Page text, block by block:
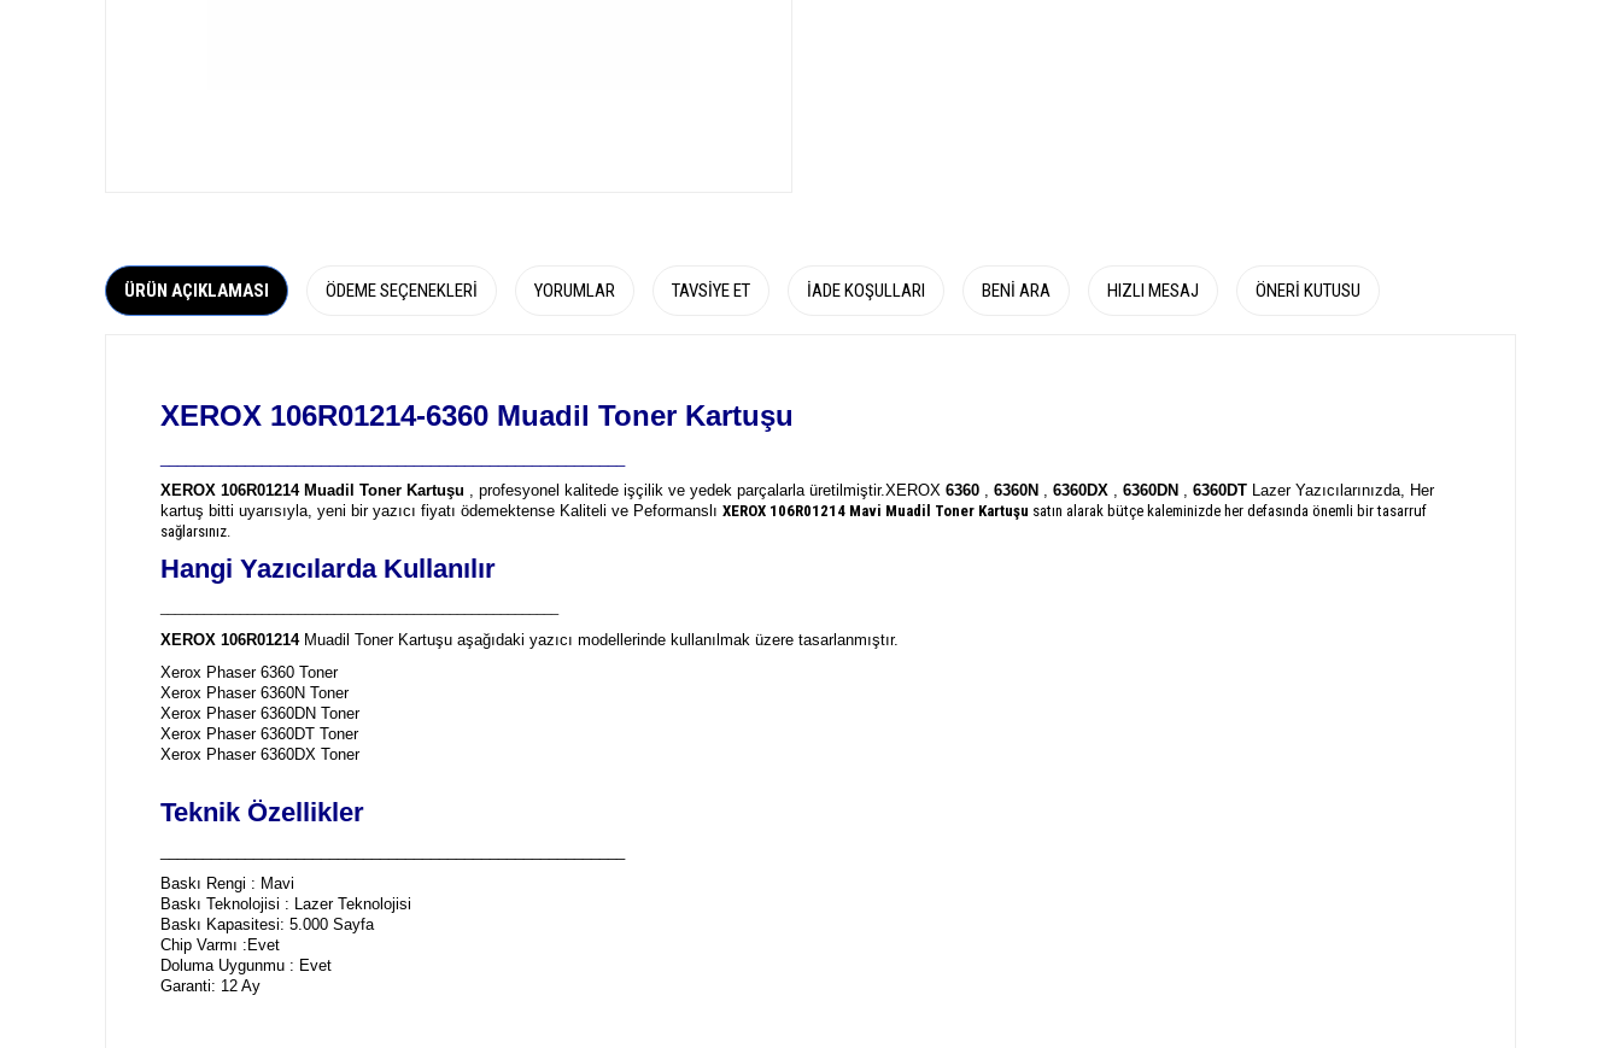
ÜRÜN AÇIKLAMASI ÖDEME SEÇENEKLERI YORUMLAR TAVSIYE ET İADE KOŞULLARI BENI ARA HIZLI MESAJ ÖNERI KUTUSU
XEROX 106R01214-6360 Muadil Toner Kartuşu
XEROX 106R01214 Muadil Toner Kartuşu , profesyonel kalitede işçilik ve yedek parçalarla üretilmiştir.XEROX 6360 , 6360N , 6360DX , 6360DN , 6360DT Lazer Yazıcılarınızda, Her
kartuş bitti uyarısıyla, yeni bir yazıcı fiyatı ödemektense Kaliteli ve Peformanslı XEROX 106R01214 Mavi Muadil Toner Kartuşu satın alarak bütçe kaleminizde her defasında önemli bir tasarruf
sağlarsınız.
Hangi Yazıcılarda Kullanılır
XEROX 106R01214Muadil Toner Kartuşu aşağıdaki yazıcı modellerinde kullanılmak üzere tasarlanmıştır.
Xerox Phaser 6360 Toner
Xerox Phaser 6360N Toner
Xerox Phaser 6360DN Toner
Xerox Phaser 6360DT Toner
Xerox Phaser 6360DX Toner
Teknik Özellikler
Baskı Rengi : Mavi
Baskı Teknolojisi : Lazer Teknolojisi
Baskı Kapasitesi: 5.000 Sayfa
Chip Varmı :Evet
Doluma Uygunmu : Evet
Garanti: 12 Ay